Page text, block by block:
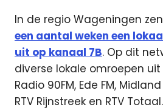
In de regio Wageningen
een aantal weken een
uit op kanaal 7B. Op dit
diverse lokale omroepen uit
Radio 90FM, Ede FM,
RTV Rijnstreek en RTV